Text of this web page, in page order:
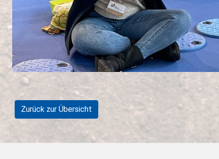
Zurück zur Übersicht